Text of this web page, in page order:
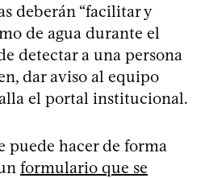
deberán “facilitar y
de agua durante el
detectar a una persona
dar aviso al equipo
el portal institucional.
puede hacer de forma
formulario que se